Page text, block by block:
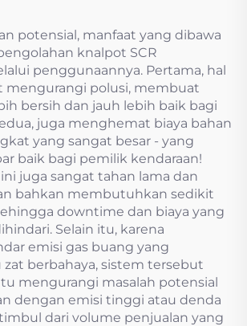
potensial, manfaat yang dibawa
knalpot SCR
penggunaannya. Pertama, hal
mengurangi polusi, membuat
bersih dan jauh lebih baik bagi
juga menghemat biaya bahan
yang sangat besar - yang
baik bagi pemilik kendaraan!
juga sangat tahan lama dan
bahkan membutuhkan sedikit
downtime dan biaya yang
Selain itu, karena
emisi gas buang yang
zat berbahaya, sistem tersebut
mengurangi masalah potensial
dengan emisi tinggi atau denda
dari volume penjualan yang